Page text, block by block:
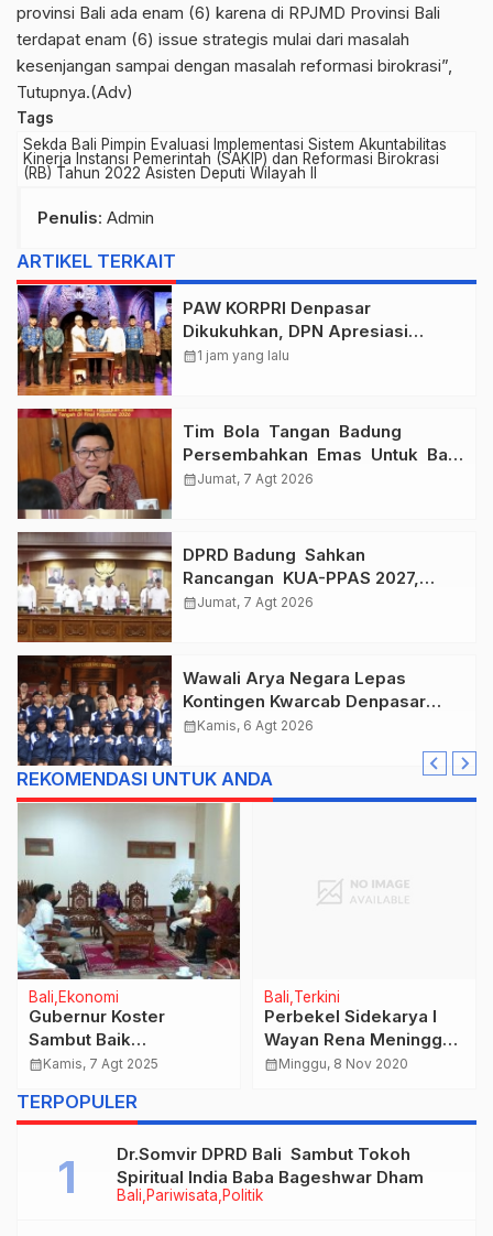
provinsi Bali ada enam (6) karena di RPJMD Provinsi Bali
terdapat enam (6) issue strategis mulai dari masalah
kesenjangan sampai dengan masalah reformasi birokrasi”,
Tutupnya.(Adv)
Tags
Sekda Bali Pimpin Evaluasi Implementasi Sistem Akuntabilitas
Kinerja Instansi Pemerintah (SAKIP) dan Reformasi Birokrasi
(RB) Tahun 2022 Asisten Deputi Wilayah II
Penulis: Admin
ARTIKEL TERKAIT
PAW KORPRI Denpasar
Dikukuhkan, DPN Apresiasi
“Sembagi Arutala” untuk Lindungi
calendar_month1 jam yang lalu
Tim Bola Tangan Badung
Persembahkan Emas Untuk Bali
, Taklukkan Jawa Tengah Di
calendar_monthJumat, 7 Agt 2026
DPRD Badung Sahkan
Rancangan KUA-PPAS 2027,
Anggaran Tembus Lebih Dari
calendar_monthJumat, 7 Agt 2026
Wawali Arya Negara Lepas
Kontingen Kwarcab Denpasar
Menuju Jambore Nasional XII
calendar_monthKamis, 6 Agt 2026
REKOMENDASI UNTUK ANDA
Bali Ekonomi
Gubernur Koster
Sambut Baik
Pembayaran Qris di
calendar_monthKamis, 7 Agt 2025
Bali Terkini
Perbekel Sidekarya I
Wayan Rena Meninggal
Mendadak, Walikota Rai
calendar_monthMinggu, 8 Nov 2020
TERPOPULER
Bali Pariwisata Politik
Dr.Somvir DPRD Bali Sambut Tokoh
Spiritual India Baba Bageshwar Dham